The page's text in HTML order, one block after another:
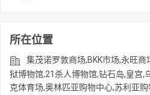
所在位置
集茂诺罗敦商场,BKK市场,永旺
狱博物馆,21杀人博物馆,钻石岛,皇宫,
克体育场,奥林匹亚购物中心,苏利亚